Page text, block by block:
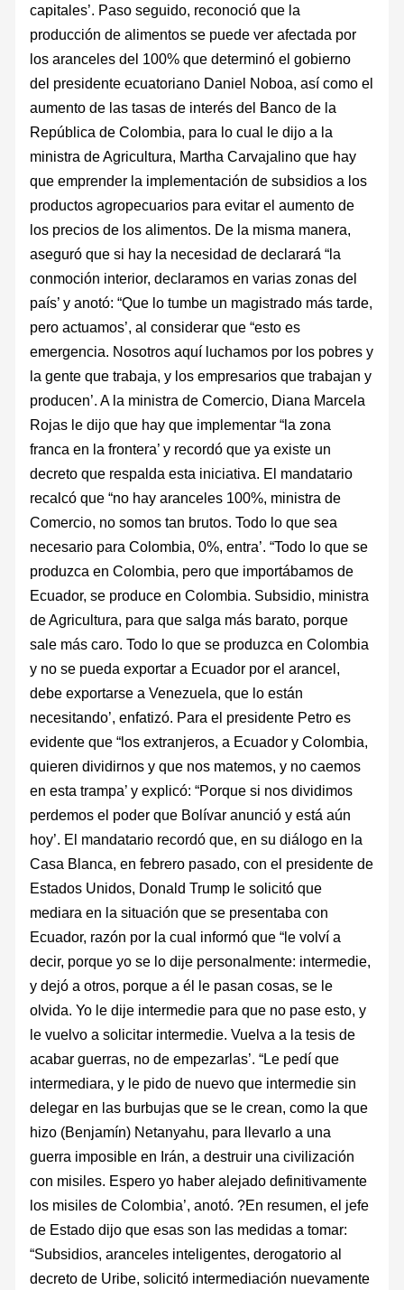
capitales’. Paso seguido, reconoció que la
producción de alimentos se puede ver afectada por
los aranceles del 100% que determinó el gobierno
del presidente ecuatoriano Daniel Noboa, así como el
aumento de las tasas de interés del Banco de la
República de Colombia, para lo cual le dijo a la
ministra de Agricultura, Martha Carvajalino que hay
que emprender la implementación de subsidios a los
productos agropecuarios para evitar el aumento de
los precios de los alimentos. De la misma manera,
aseguró que si hay la necesidad de declarará “la
conmoción interior, declaramos en varias zonas del
país’ y anotó: “Que lo tumbe un magistrado más tarde,
pero actuamos’, al considerar que “esto es
emergencia. Nosotros aquí luchamos por los pobres y
la gente que trabaja, y los empresarios que trabajan y
producen’. A la ministra de Comercio, Diana Marcela
Rojas le dijo que hay que implementar “la zona
franca en la frontera’ y recordó que ya existe un
decreto que respalda esta iniciativa. El mandatario
recalcó que “no hay aranceles 100%, ministra de
Comercio, no somos tan brutos. Todo lo que sea
necesario para Colombia, 0%, entra’. “Todo lo que se
produzca en Colombia, pero que importábamos de
Ecuador, se produce en Colombia. Subsidio, ministra
de Agricultura, para que salga más barato, porque
sale más caro. Todo lo que se produzca en Colombia
y no se pueda exportar a Ecuador por el arancel,
debe exportarse a Venezuela, que lo están
necesitando’, enfatizó. Para el presidente Petro es
evidente que “los extranjeros, a Ecuador y Colombia,
quieren dividirnos y que nos matemos, y no caemos
en esta trampa’ y explicó: “Porque si nos dividimos
perdemos el poder que Bolívar anunció y está aún
hoy’. El mandatario recordó que, en su diálogo en la
Casa Blanca, en febrero pasado, con el presidente de
Estados Unidos, Donald Trump le solicitó que
mediara en la situación que se presentaba con
Ecuador, razón por la cual informó que “le volví a
decir, porque yo se lo dije personalmente: intermedie,
y dejó a otros, porque a él le pasan cosas, se le
olvida. Yo le dije intermedie para que no pase esto, y
le vuelvo a solicitar intermedie. Vuelva a la tesis de
acabar guerras, no de empezarlas’. “Le pedí que
intermediara, y le pido de nuevo que intermedie sin
delegar en las burbujas que se le crean, como la que
hizo (Benjamín) Netanyahu, para llevarlo a una
guerra imposible en Irán, a destruir una civilización
con misiles. Espero yo haber alejado definitivamente
los misiles de Colombia’, anotó. ?En resumen, el jefe
de Estado dijo que esas son las medidas a tomar:
“Subsidios, aranceles inteligentes, derogatorio al
decreto de Uribe, solicitó intermediación nuevamente